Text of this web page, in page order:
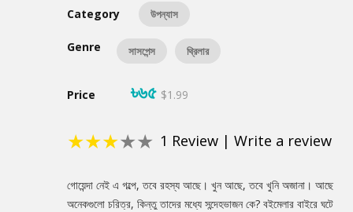
Category উপন্যাস
Genre সাসপেন্স থ্রিলার
Price ৳৬৫ $1.99
★★★★★ 1 Review | Write a review
Product
Summery
গোয়েন্দা নেই এ গল্পে, তবে রহস্য আছে। খুন আছে, তবে খুনি অজানা। আছে
অনেকগুলো চরিত্র, কিন্তু তাদের মধ্যে সন্দেহভাজন কে? বইমেলার বাইরে ঘটে